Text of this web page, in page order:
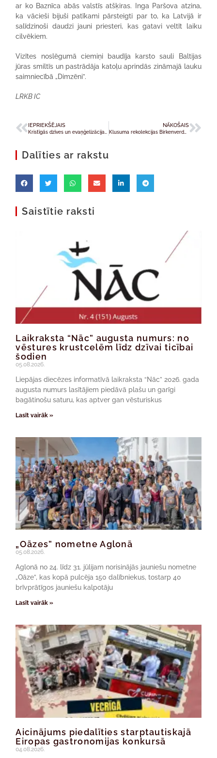
ar ko Baznīca abās valstīs atšķiras. Inga Paršova atzina,
ka vācieši bijuši patīkami pārsteigti par to, ka Latvijā ir
salīdzinoši daudzi jauni priesteri, kas gatavi veltīt laiku
cilvēkiem.
Vizītes noslēgumā ciemiņi baudīja karsto sauli Baltijas
jūras smiltīs un pastrādāja katoļu aprindās zināmajā lauku
saimniecībā „Dimzēni”.
LRKB IC
IEPRIEKŠĒJAIS NĀKOŠAIS
Dalīties ar rakstu
Saistītie raksti
Laikraksta “Nāc” augusta numurs: no
vēstures krustcelēm līdz dzīvai ticībai
šodien
05.08.2026.
Liepājas diecēzes informatīvā laikraksta “Nāc” 2026. gada
augusta numurs lasītājiem piedāvā plašu un garīgi
bagātinošu saturu, kas aptver gan vēsturiskus
Lasīt vairāk »
„Oāzes” nometne Aglonā
05.08.2026.
Aglonā no 24. līdz 31. jūlijam norisinājās jauniešu nometne
„Oāze”, kas kopā pulcēja 150 dalībniekus, tostarp 40
brīvprātīgos jauniešu kalpotāju
Lasīt vairāk »
Aicinājums piedalīties starptautiskajā
Eiropas gastronomijas konkursā
04.08.2026.